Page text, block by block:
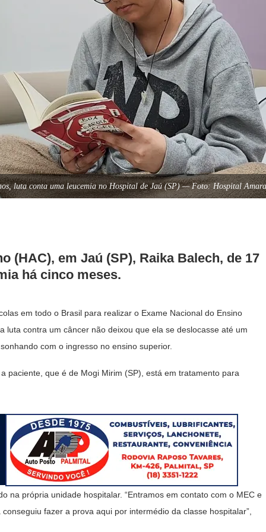
luta conta uma leucemia no Hospital de Jaú (SP) — Foto: Hospital
(HAC), em Jaú (SP), Raika Balech, de 17
há cinco meses.
em todo o Brasil para realizar o Exame Nacional do Ensino
contra um câncer não deixou que ela se deslocasse até um
com o ingresso no ensino superior.
paciente, que é de Mogi Mirim (SP), está em tratamento para
na própria unidade hospitalar. “Entramos em contato com o MEC e
fazer a prova aqui por intermédio da classe hospitalar”,